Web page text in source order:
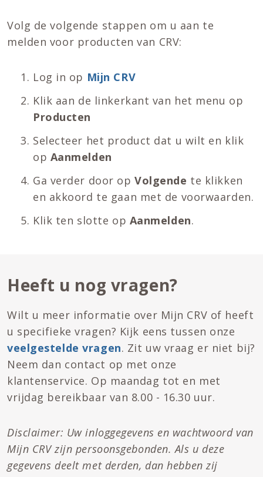
Volg de volgende stappen om u aan te
melden voor producten van CRV:
Log in op Mijn CRV
Klik aan de linkerkant van het menu op
Producten
Selecteer het product dat u wilt en klik
op Aanmelden
Ga verder door opVolgende te klikken
en akkoord te gaan met de voorwaarden.
Klik ten slotte op Aanmelden.
Heeft u nog vragen?
Wilt u meer informatie over Mijn CRV of heeft
u specifieke vragen? Kijk eens tussen onze
veelgestelde vragen. Zit uw vraag er niet bij?
Neem dan contact op met onze
klantenservice. Op maandag tot en met
vrijdag bereikbaar van 8.00 - 16.30 uur.
Disclaimer: Uw inloggegevens en wachtwoord van
Mijn CRV zijn persoonsgebonden. Als u deze
gegevens deelt met derden, dan hebben zij